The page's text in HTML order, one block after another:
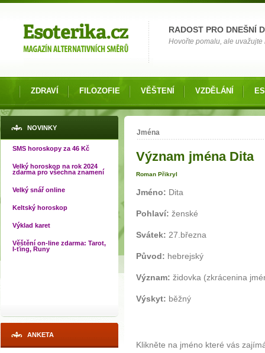
RADOST PRO DNEŠNÍ
Hovořte pomalu, ale uvažujte
ZDRAVÍ FILOZOFIE VĚŠTENÍ VZDĚLÁNÍ
NOVINKY
SMS horoskopy za 46 Kč
Velký horoskop na rok 2024
zdarma pro všechna znamení
Velký snář online
Keltský horoskop
Výklad karet
Věštění on-line zdarma: Tarot,
I-ťing, Runy
ANKETA
Jste zde
Jména
Význam jména Dita
Roman Přikryl
Jméno: Dita
Pohlaví: ženské
Svátek: 27.března
Původ: hebrejský
Význam: židovka (zkrácenina
Výskyt: běžný
Klikněte na jméno které vás